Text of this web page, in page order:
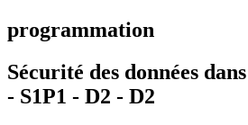
programmation
Sécurité des données
- S1P1 - D2 - D2